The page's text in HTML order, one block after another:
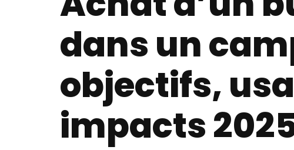
dans un
objectifs,
impacts